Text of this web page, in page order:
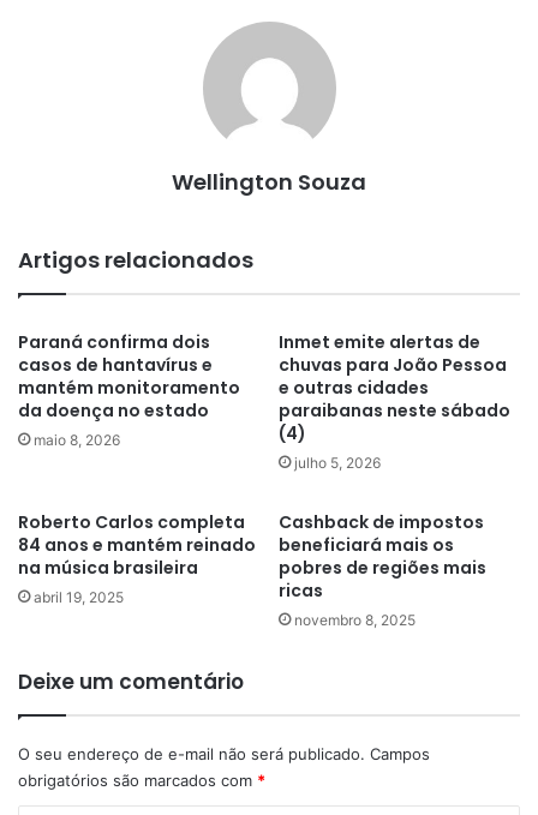
Wellington Souza
Artigos relacionados
Paraná confirma dois
casos de hantavírus e
mantém monitoramento
da doença no estado
maio 8, 2026
Inmet emite alertas de
chuvas para João Pessoa
e outras cidades
paraibanas neste sábado
(4)
julho 5, 2026
Roberto Carlos completa
84 anos e mantém reinado
na música brasileira
abril 19, 2025
Cashback de impostos
beneficiará mais os
pobres de regiões mais
ricas
novembro 8, 2025
Deixe um comentário
O seu endereço de e-mail não será publicado. Campos
obrigatórios são marcados com *